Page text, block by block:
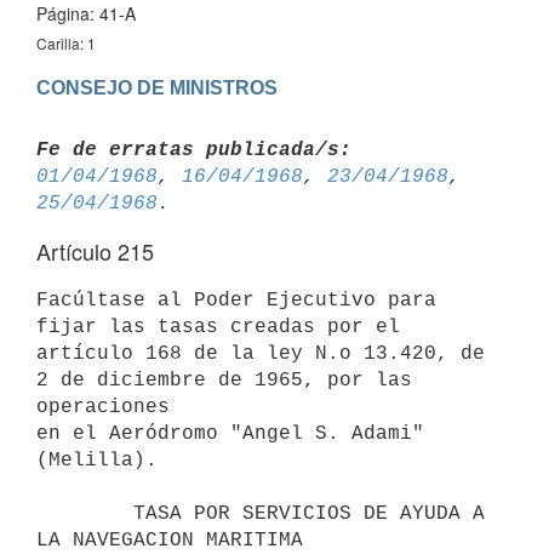
Página: 41-A
Carilla: 1
CONSEJO DE MINISTROS
Fe de erratas publicada/s:
01/04/1968, 16/04/1968, 23/04/1968
25/04/1968
Artículo 215
Facúltase al Poder Ejecutivo para
fijar las tasas creadas por el
artículo 168 de la ley N.o 13.420, de
2 de diciembre de 1965, por las
operaciones
en el Aeródromo "Angel S. Adami"
(Melilla).
LA NAVEGACION MARITIMA